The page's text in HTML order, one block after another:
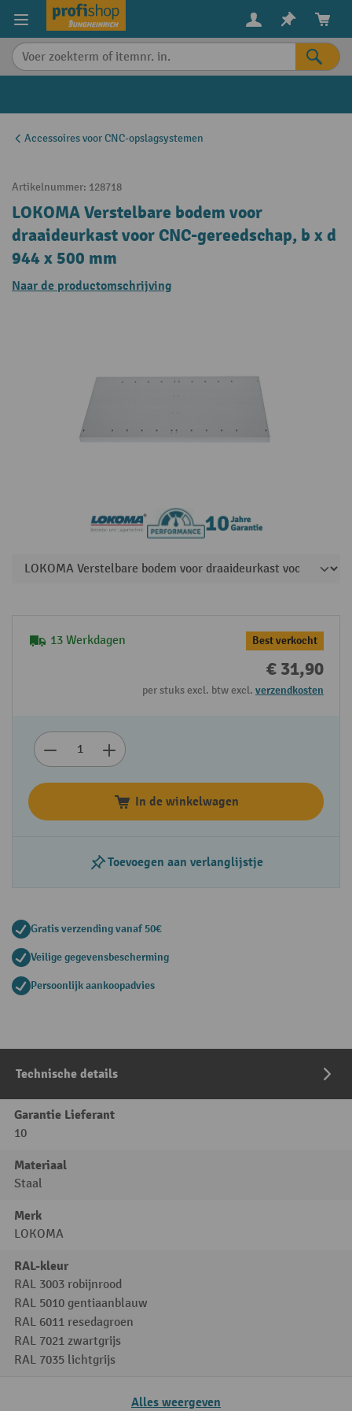
content
Accessoires voor CNC-opslagsystemen
Artikelnummer: 128718
LOKOMA Verstelbare bodem voor
draaideurkast voor CNC-gereedschap, b x d
944 x 500 mm
Naar de productomschrijving
13 Werkdagen Best verkocht
€ 31,90
per stuks excl. btw excl. verzendkosten
In de winkelwagen
Toevoegen aan verlanglijstje
Gratis verzending vanaf 50€
Veilige gegevensbescherming
Persoonlijk aankoopadvies
Technische details
Garantie Lieferant
10
Materiaal
Staal
Merk
LOKOMA
RAL-kleur
RAL 3003 robijnrood
RAL 5010 gentiaanblauw
RAL 6011 resedagroen
RAL 7021 zwartgrijs
RAL 7035 lichtgrijs
Alles weergeven